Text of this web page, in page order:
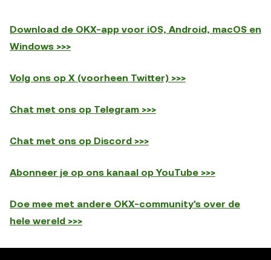
Download de OKX-app voor iOS, Android, macOS en
Windows >>>
Volg ons op X (voorheen Twitter) >>>
Chat met ons op Telegram >>>
Chat met ons op Discord >>>
Abonneer je op ons kanaal op YouTube >>>
Doe mee met andere OKX-community's over de
hele wereld >>>